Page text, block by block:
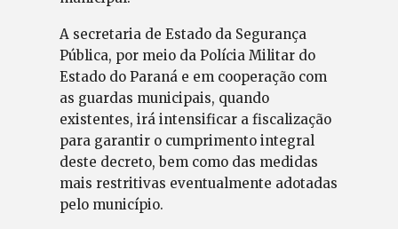
A secretaria de Estado da Segurança
Pública, por meio da Polícia Militar do
Estado do Paraná e em cooperação com
as guardas municipais, quando
existentes, irá intensificar a fiscalização
para garantir o cumprimento integral
deste decreto, bem como das medidas
mais restritivas eventualmente adotadas
pelo município.